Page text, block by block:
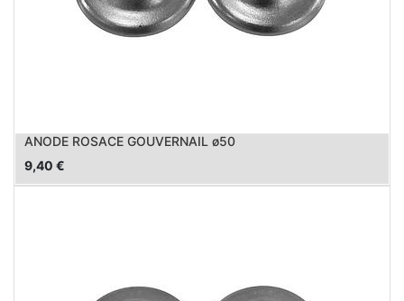
ANODE ROSACE GOUVERNAIL ø50
9,40 €